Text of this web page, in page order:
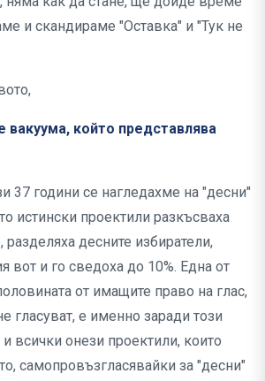
и скандираме "Оставка" и "Тук не
вакуума, който представлява
37 години се нагледахме на "десни"
истински проектили разкъсваха
разделяха десните избиратели,
вот и го сведоха до 10%. Една от
от имащите право на глас,
гласуват, е именно заради този
всички онези проектили, които
самопровъзгласявайки за "десни"